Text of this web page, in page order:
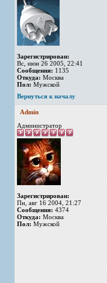
Зарегистрирован:
Вс, июн 26 2005, 22:41
Сообщения: 1135
Откуда: Москва
Пол: Мужской
Вернуться к началу
Admin
Администратор
Зарегистрирован:
Пн, авг 16 2004, 21:27
Сообщения: 4374
Откуда: Москва
Пол: Мужской